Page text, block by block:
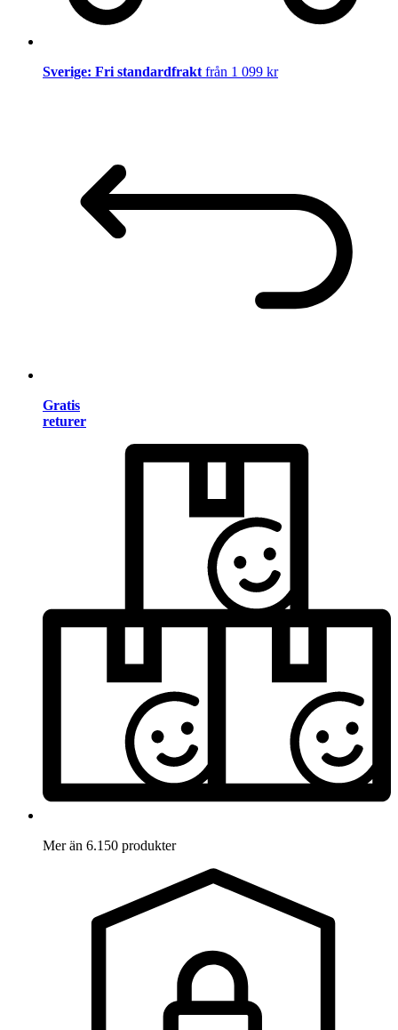
Sverige: Fri standardfrakt från 1 099 kr
Gratis
returer
Mer än 6.150 produkter